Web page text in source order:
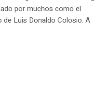
por muchos como el
de Luis Donaldo Colosio. A